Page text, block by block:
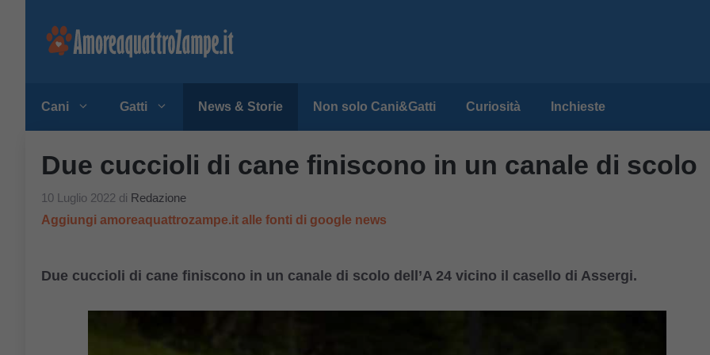
Cani Gatti News & Storie Non solo Cani&Gatti Curiosità Inchieste
Due cuccioli di cane finiscono in un canale di scolo
10 Luglio 2022 di Redazione
Aggiungi amoreaquattrozampe.it alle fonti di google news
Due cuccioli di cane finiscono in un canale di scolo dell’A 24 vicino il casello di Assergi.